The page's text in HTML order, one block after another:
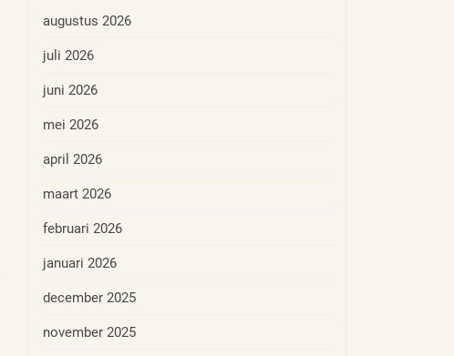
augustus 2026
juli 2026
juni 2026
mei 2026
april 2026
maart 2026
februari 2026
januari 2026
december 2025
november 2025